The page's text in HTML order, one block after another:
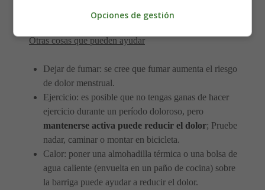
de cabecera puede recetarle un analgésico más fuerte.
Otras cosas que pueden ayudar
Dejar de fumar: se cree que fumar aumenta el riesgo
de dolor menstrual.
Ejercicio: es posible que no tengas ganas de hacer
ejercicio durante un período doloroso, pero
mantenerse activa puede reducir el dolor; Pruebe
nadar, caminar o montar en bicicleta.
Calor: poner una almohadilla térmica o una bolsa de
agua caliente (envuelta en un paño de cocina) sobre
la barriga puede ayudar a reducir el dolor.
Opciones de gestión